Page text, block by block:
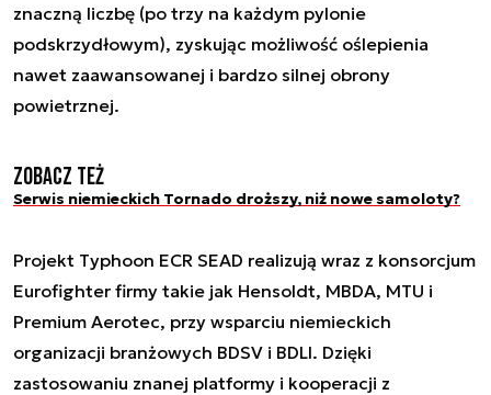
znaczną liczbę (po trzy na każdym pylonie
podskrzydłowym), zyskując możliwość oślepienia
nawet zaawansowanej i bardzo silnej obrony
powietrznej.
Zobacz też
Serwis niemieckich Tornado droższy, niż nowe samoloty?
Projekt Typhoon ECR SEAD realizują wraz z konsorcjum
Eurofighter firmy takie jak Hensoldt, MBDA, MTU i
Premium Aerotec, przy wsparciu niemieckich
organizacji branżowych BDSV i BDLI. Dzięki
zastosowaniu znanej platformy i kooperacji z